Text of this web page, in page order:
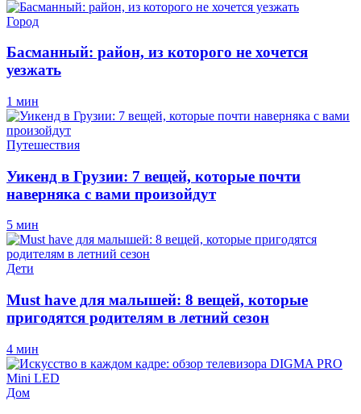
Город
Басманный: район, из которого не хочется
уезжать
1 мин
Путешествия
Уикенд в Грузии: 7 вещей, которые почти
наверняка с вами произойдут
5 мин
Дети
Must have для малышей: 8 вещей, которые
пригодятся родителям в летний сезон
4 мин
Дом